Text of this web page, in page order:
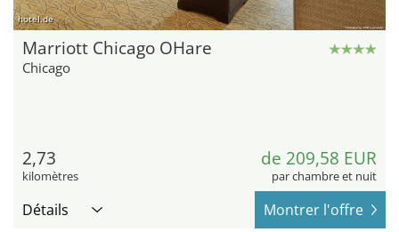
hotel.de
Marriott Chicago OHare
Chicago
2,73
kilomètres
de 209,58 EUR
par chambre et nuit
Détails Montrer l'offre